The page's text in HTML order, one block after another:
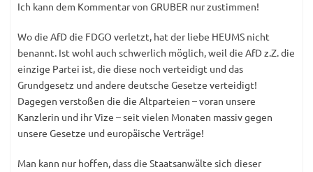
Ich kann dem Kommentar von GRUBER nur zustimmen!
Wo die AfD die FDGO verletzt, hat der liebe HEUMS nicht
benannt. Ist wohl auch schwerlich möglich, weil die AfD z.Z. die
einzige Partei ist, die diese noch verteidigt und das
Grundgesetz und andere deutsche Gesetze verteidigt!
Dagegen verstoßen die die Altparteien – voran unsere
Kanzlerin und ihr Vize – seit vielen Monaten massiv gegen
unsere Gesetze und europäische Verträge!
Man kann nur hoffen, dass die Staatsanwälte sich dieser